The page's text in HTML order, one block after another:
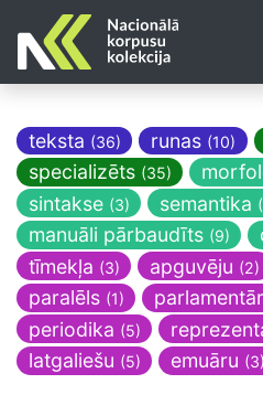
teksta (36) runas (10)
specializēts (35)
sintakse (3) semantika
manuāli pārbaudīts (9)
tīmekļa (3) apguvēju (2)
paralēls (1)
periodika (5)
latgaliešu (5) emuāru (3)